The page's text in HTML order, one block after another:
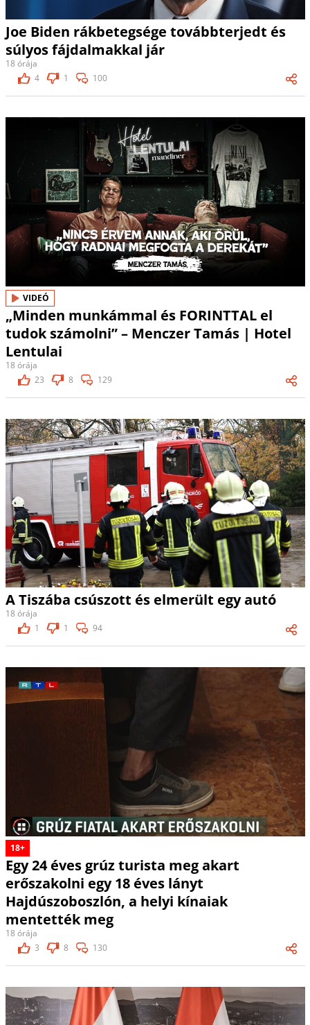
Joe Biden rákbetegsége továbbterjedt és
súlyos fájdalmakkal jár
18 órája
4
1 100
VIDEÓ
„Minden munkámmal és FORINTTAL el
tudok számolni” – Menczer Tamás | Hotel
Lentulai
18 órája
23
8 129
A Tiszába csúszott és elmerült egy autó
18 órája
1
1 94
18+
Egy 24 éves grúz turista meg akart
erőszakolni egy 18 éves lányt
Hajdúszoboszlón, a helyi kínaiak
mentették meg
18 órája
3
8 130